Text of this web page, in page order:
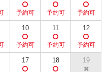
10 11 12
17 18 19